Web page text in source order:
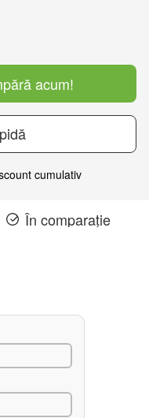
acum!
cumulativ
În comparație